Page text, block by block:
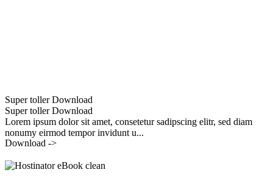
Super toller Download
Super toller Download
Lorem ipsum dolor sit amet, consetetur sadipscing elitr, sed diam
nonumy eirmod tempor invidunt u...
Download ->